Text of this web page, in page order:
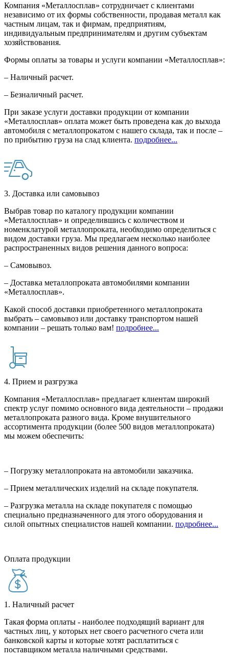
Компания «Металлосплав» сотрудничает с клиентами
независимо от их формы собственности, продавая металл как
частным лицам, так и фирмам, предприятиям,
индивидуальным предпринимателям и другим субъектам
хозяйствования.
Формы оплаты за товары и услуги компании «Металлосплав»:
– Наличный расчет.
– Безналичный расчет.
При заказе услуги доставки продукции от компании
«Металлосплав» оплата может быть проведена как до выхода
автомобиля с металлопрокатом с нашего склада, так и после –
по прибытию груза на слад клиента. подробнее...
3. Доставка или самовывоз
Выбрав товар по каталогу продукции компании
«Металлосплав» и определившись с количеством и
номенклатурой металлопроката, необходимо определиться с
видом доставки груза. Мы предлагаем несколько наиболее
распространенных видов решения данного вопроса:
– Самовывоз.
– Доставка металлопроката автомобилями компании
«Металлосплав».
Какой способ доставки приобретенного металлопроката
выбрать – самовывоз или доставку транспортом нашей
компании – решать только вам! подробнее...
4. Прием и разгрузка
Компания «Металлосплав» предлагает клиентам широкий
спектр услуг помимо основного вида деятельности – продажи
металлопроката разного вида. Кроме внушительного
ассортимента продукции (более 500 видов металлопроката)
мы можем обеспечить:
– Погрузку металлопроката на автомобили заказчика.
– Прием металлических изделий на складе покупателя.
– Разгрузка металла на складе покупателя с помощью
специально предназначенного для этого оборудования и
силой опытных специалистов нашей компании. подробнее...
Оплата продукции
1. Наличный расчет
Такая форма оплаты - наиболее подходящий вариант для
частных лиц, у которых нет своего расчетного счета или
банковской карты и которые хотят расплатиться с
поставщиком металла наличными средствами.